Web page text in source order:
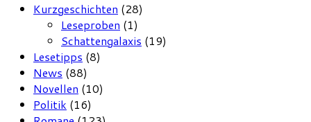
Kurzgeschichten (28)
Leseproben (1)
Schattengalaxis (19)
Lesetipps (8)
News (88)
Novellen (10)
Politik (16)